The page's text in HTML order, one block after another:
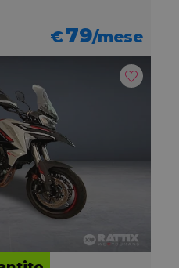
€79/mese